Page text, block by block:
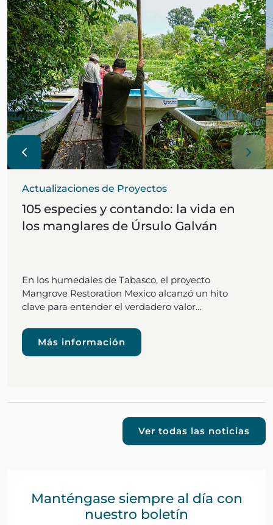
Actualizaciones de Proyectos
105 especies y contando: la vida en
los manglares de Úrsulo Galván
En los humedales de Tabasco, el proyecto
Mangrove Restoration Mexico alcanzó un hito
clave para entender el verdadero valor…
Más información
Ver todas las noticias
Manténgase siempre al día con
nuestro boletín